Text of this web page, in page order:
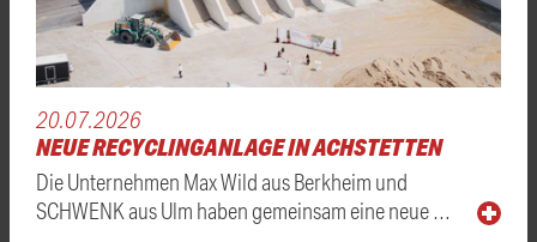
20.07.2026
NEUE RECYCLINGANLAGE IN ACHSTETTEN
Die Unternehmen Max Wild aus Berkheim und
SCHWENK aus Ulm haben gemeinsam eine neue …